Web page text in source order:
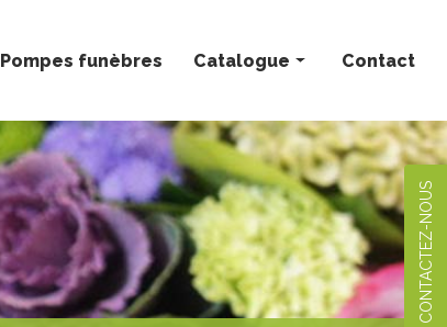
CONTACTEZ-NOUS
Pompes funèbres Catalogue
Bouquets personnalisés
Compositions florales
Deuil
Mariage
Plantes
Contact